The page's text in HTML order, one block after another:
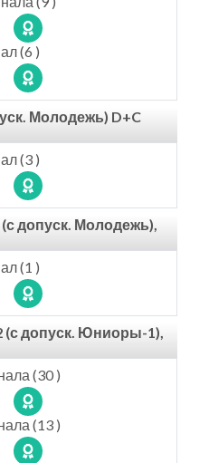
(6 )
Молодежь) D+C
(3 )
допуск. Молодежь),
(1 )
допуск. Юниоры-1),
(30 )
(13 )